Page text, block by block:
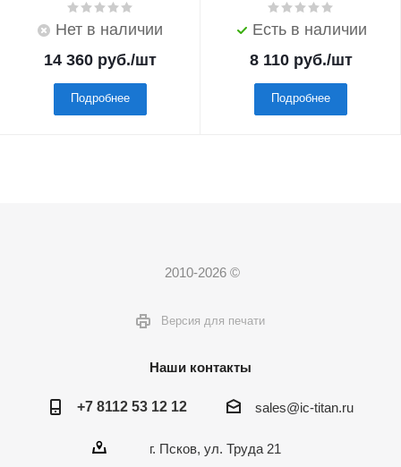
Нет в наличии
14 360 руб./шт
Подробнее
Есть в наличии
8 110руб./шт
Подробнее
2010-2026 ©
Версия для печати
Наши контакты
+7 8112 53 12 12 sales@ic-titan.ru
г. Псков, ул. Труда 21